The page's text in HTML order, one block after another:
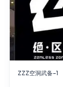
ZZZ空洞武备-1